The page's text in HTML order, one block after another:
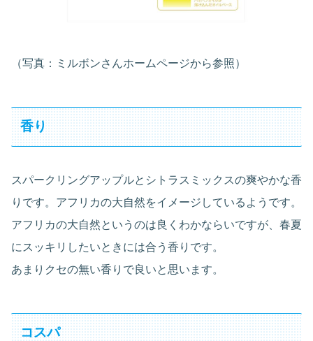
（写真：ミルボンさんホームページから参照）
香り
スパークリングアップルとシトラスミックスの爽やかな香
りです。アフリカの大自然をイメージしているようです。
アフリカの大自然というのは良くわかならいですが、春夏
にスッキリしたいときには合う香りです。
あまりクセの無い香りで良いと思います。
コスパ